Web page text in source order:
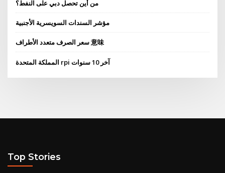
من أين تحصل دبي على النفط؟
مؤشر السندات السويسرية الأجنبية
سعر الصرف متعدد الأطراف 意味
المملكة المتحدة rpi آخر 10 سنوات
Top Stories